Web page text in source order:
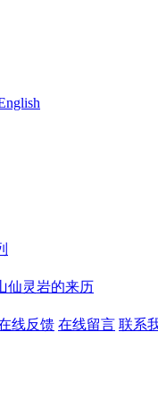
仙灵岩的来历
线反馈 在线留言 联系